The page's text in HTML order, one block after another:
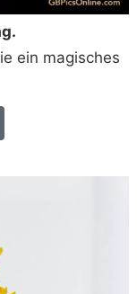
ein magisches